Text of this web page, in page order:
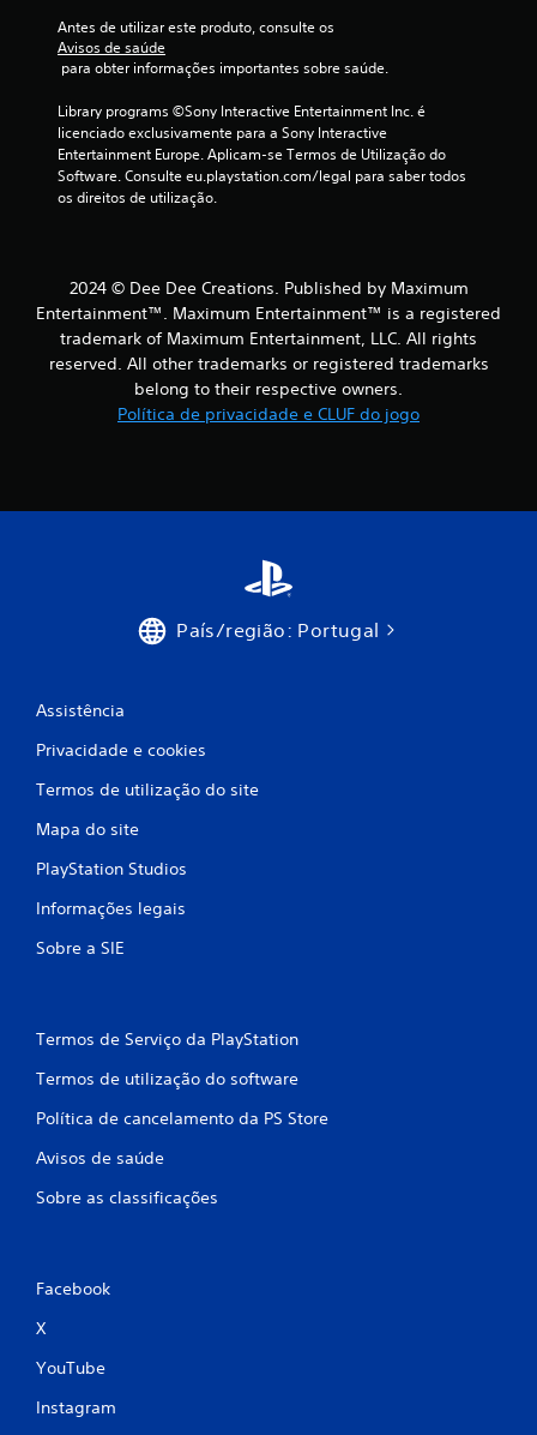
n
)
c
o
a
Antes de utilizar este produto, consulte os
Avisos de saúde
para obter informações importantes sobre saúde.
Library programs ©Sony Interactive Entertainment Inc. é
licenciado exclusivamente para a Sony Interactive
Entertainment Europe. Aplicam-se Termos de Utilização do
Software. Consulte eu.playstation.com/legal para saber todos
os direitos de utilização.
2024 © Dee Dee Creations. Published by Maximum
Entertainment™. Maximum Entertainment™ is a registered
trademark of Maximum Entertainment, LLC. All rights
reserved. All other trademarks or registered trademarks
belong to their respective owners.
Política de privacidade e CLUF do jogo
País/região: Portugal
Assistência
Privacidade e cookies
Termos de utilização do site
Mapa do site
PlayStation Studios
Informações legais
Sobre a SIE
Termos de Serviço da PlayStation
Termos de utilização do software
Política de cancelamento da PS Store
Avisos de saúde
Sobre as classificações
Facebook
X
YouTube
Instagram